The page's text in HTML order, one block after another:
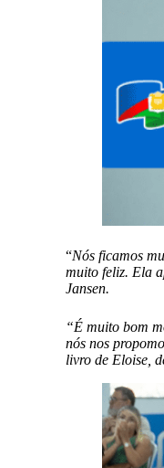
“Nós ficamos
muito feliz. Ela
Jansen.
“É muito bom
nós nos
livro de Eloise,